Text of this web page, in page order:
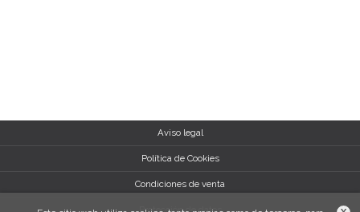
Aviso legal
Política de Cookies
Condiciones de venta
Protección de datos